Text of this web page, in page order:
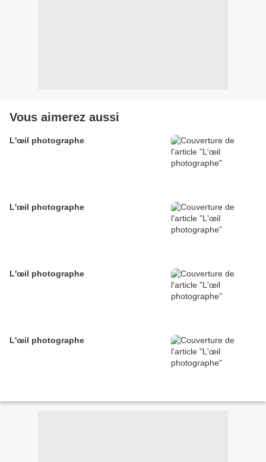
Vous aimerez aussi
L'œil photographe
L'œil photographe
L'œil photographe
L'œil photographe